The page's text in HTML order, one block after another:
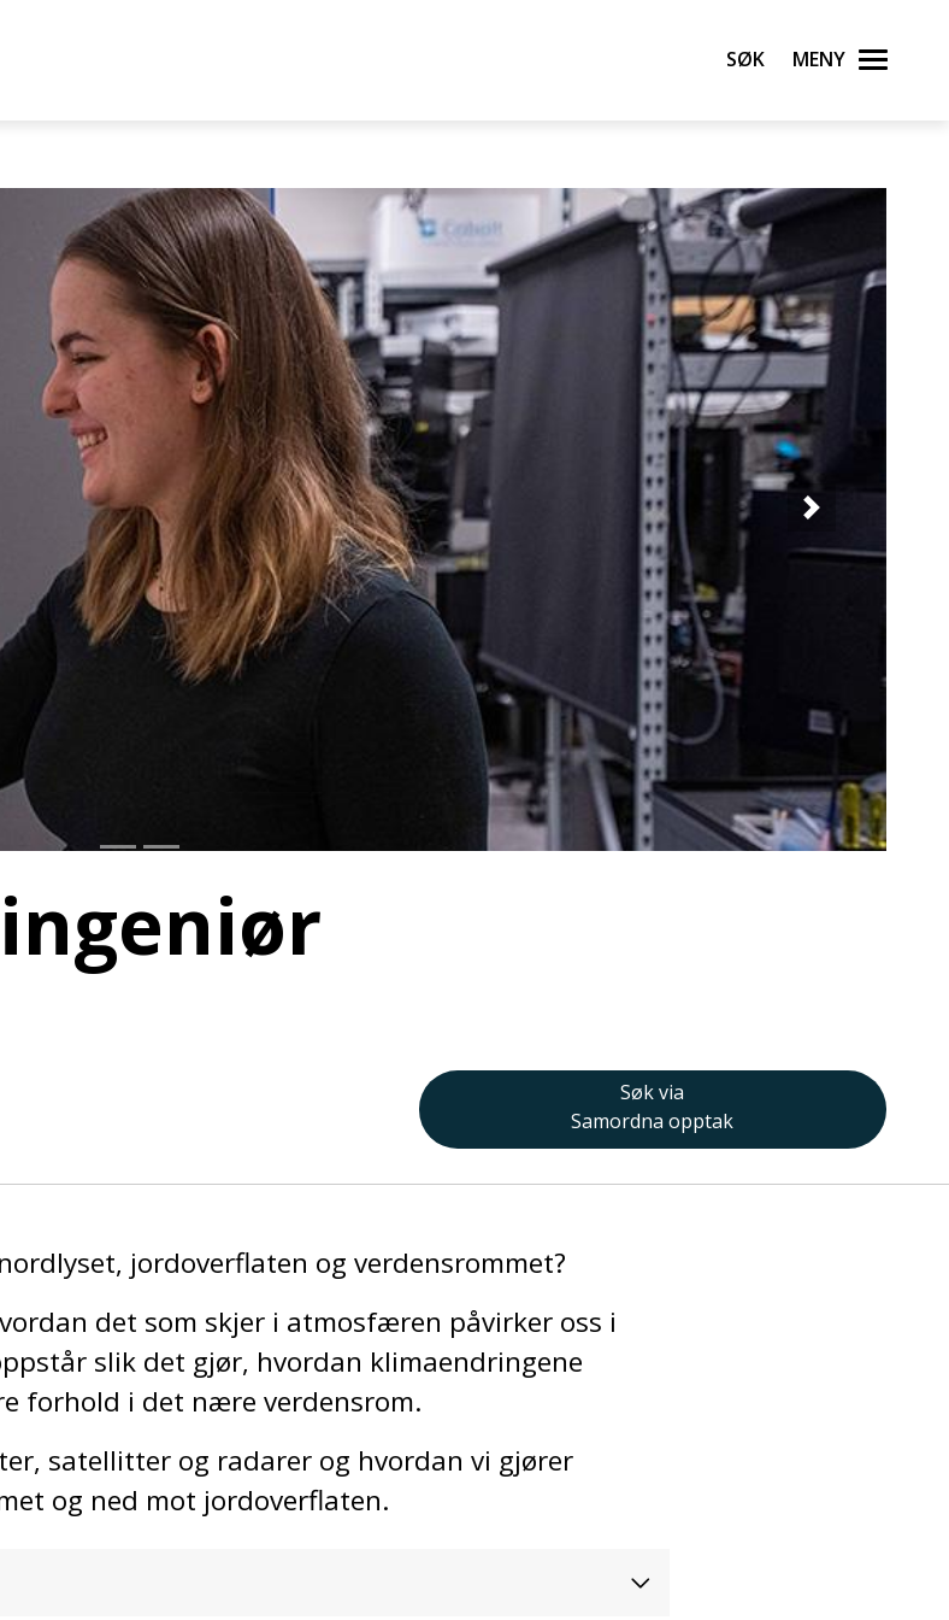
Søk Meny
Neste
Søk via
Samordna opptak
jordoverflaten og verdensrommet?
det som skjer i atmosfæren påvirker oss i
slik det gjør, hvordan klimaendringene
forhold i det nære verdensrom.
satellitter og radarer og hvordan vi gjører
og ned mot jordoverflaten.